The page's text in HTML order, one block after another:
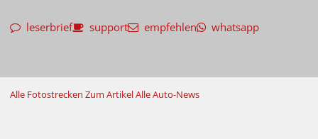
leserbrief support empfehlen whatsapp
Alle Fotostrecken Zum ArtikelAlle Auto-News